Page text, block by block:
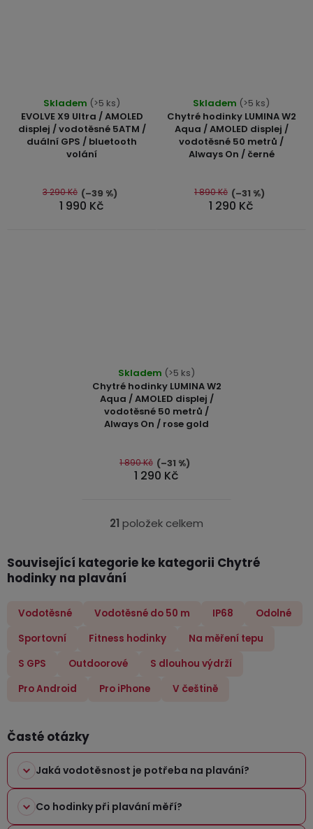
EVOLVE X9 Ultra / AMOLED
displej / vodotěsné 5ATM /
duální GPS / bluetooth
volání
hodnocení
produktu
je
4,9
5
hvězdiček.
Skladem (>5 ks)
1 990 Kč
3 290 Kč (–39 %)
Chytré hodinky LUMINA W2
Aqua / AMOLED displej /
vodotěsné 50 metrů /
Always On / černé
hodnocení
produktu
je
5,0
5
hvězdiček.
Skladem (>5 ks)
1 290 Kč
1 890 Kč (–31 %)
Chytré hodinky LUMINA W2
Aqua / AMOLED displej /
vodotěsné 50 metrů /
Always On / rose gold
hodnocení
produktu
je
4,7
5
hvězdiček.
Skladem (>5 ks)
1 290 Kč
1 890 Kč (–31 %)
O
l
a
c
í
p
v
ý
p
i
s
21 položek celkem
Související kategorie ke kategorii Chytré
hodinky na plavání
Vodotěsné Vodotěsné do 50 m IP68
Odolné
Sportovní
Fitness hodinky
Na měření tepu
S GPS
Outdoorové
S dlouhou výdrží
Pro Android
Pro iPhone V češtině
Časté otázky
Jaká vodotěsnost je potřeba na plavání?
Co hodinky při plavání měří?